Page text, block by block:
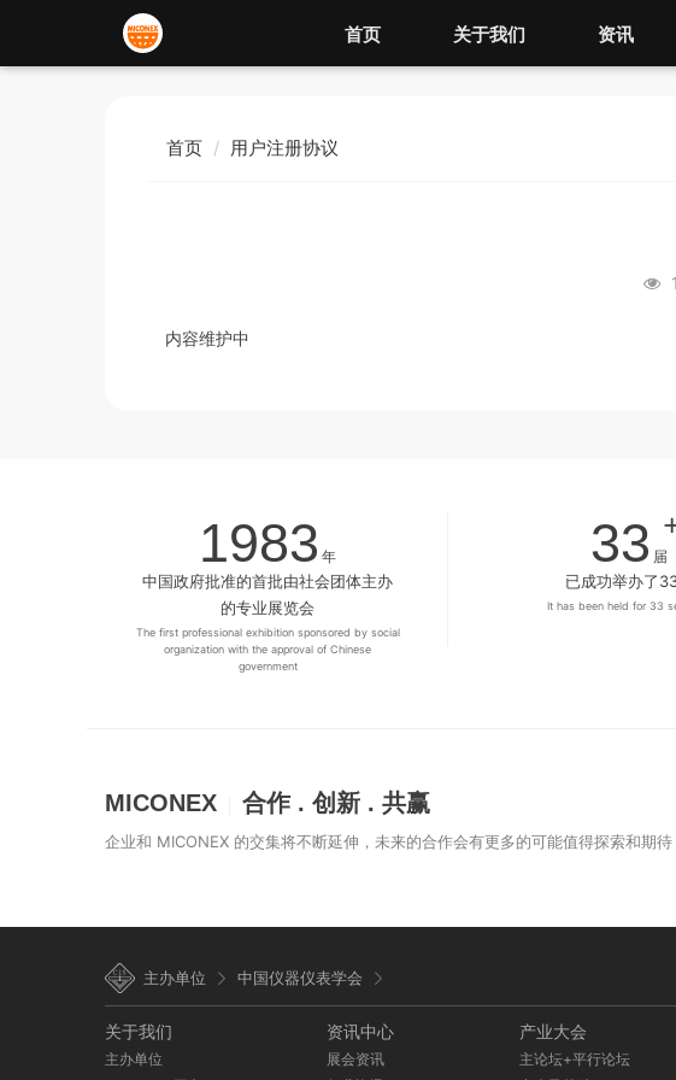
首页 关于我们 资讯
首页 用户注册协议
内容维护中
1983 年
中国政府批准的首批由社会团体主办
的专业展览会
The first professional exhibition sponsored by social
organization with the approval of Chinese
government
33 届
已成功举办了
It has been held for 33
MICONEX 合作 . 创新 . 共赢
企业和 MICONEX 的交集将不断延伸，未来的合作会有更多的可能值得探索和期待
主办单位 中国仪器仪表学会
关于我们
主办单位
资讯中心
展会资讯
产业大会
主论坛+平行论坛